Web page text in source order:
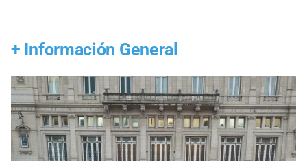
+ Información General